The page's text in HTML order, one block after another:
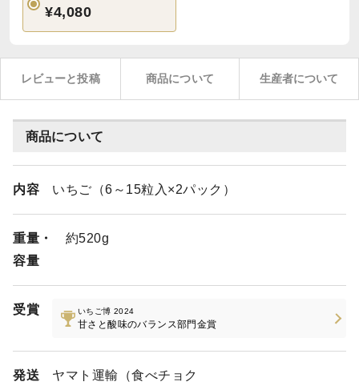
¥4,080
レビューと投稿 商品について 生産者について
商品について
内容 いちご（6～15粒入×2パック）
重量・
容量
約520g
受賞 いちご博 2024
甘さと酸味のバランス部門金賞
発送
ヤマト運輸（食べチョク